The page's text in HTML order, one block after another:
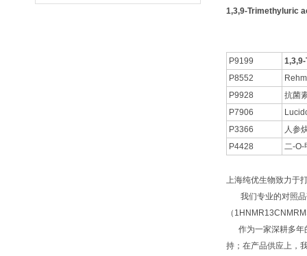
1,3,9-Trimethyluric
P9199
P8552
P9928
抗菌
P7906
P3366
人参
P4428
二-O-
上海纯优生物致力于
我们专业的对照品
（
作为一家深耕多年
持；在产品供应上，